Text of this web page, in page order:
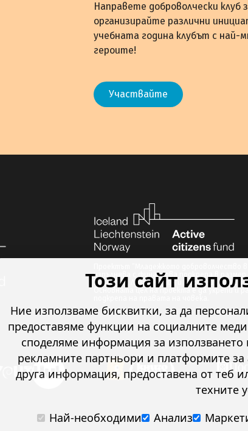
Направете доброволчески клуб
организирайте различни
учебната година клубът с най-
героите!
Участвайте
изпълнява с финансова подкрепа в
Исландия, Лихтенщайн и Норвегия по
Основната цел на проекта е да укрепи и
Този сайт
Ние използваме бисквитки, за да
предоставяме функции на социалните
споделяме информация за
рекламните партньори и платформите
друга информация, предоставена от теб
техните
Най-необходими
Анализ